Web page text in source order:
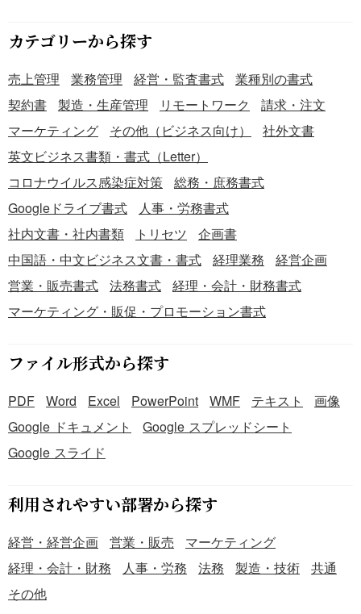
カテゴリーから探す
売上管理 業務管理 経営・監査書式
業種別の書式
契約書
製造・生産管理 リモートワーク
請求・注文
マーケティング
その他（ビジネス向け）
社外文書
英文ビジネス書類・書式（Letter）
コロナウイルス感染症対策
総務・庶務書式
Googleドライブ書式
人事・労務書式
社内文書・社内書類
トリセツ
企画書
中国語・中文ビジネス文書・書式
経理業務
経営企画
営業・販売書式
法務書式
経理・会計・財務書式
マーケティング・販促・プロモーション書式
ファイル形式から探す
PDF Word Excel PowerPoint WMF テキスト
画像
Google ドキュメント
Google スプレッドシート
Google スライド
利用されやすい部署から探す
経営・経営企画 営業・販売
マーケティング
経理・会計・財務
人事・労務 法務 製造・技術
共通
その他